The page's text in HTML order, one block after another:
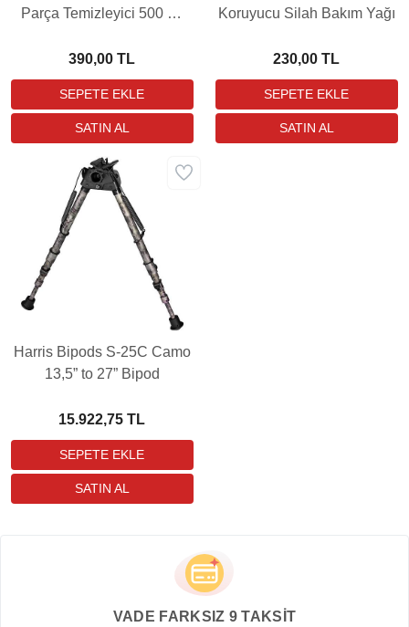
Parça Temizleyici 500 ml
390,00 TL
Koruyucu Silah Bakım Yağı
230,00 TL
Harris Bipods S-25C Camo
13,5” to 27” Bipod
15.922,75 TL
VADE FARKSIZ 9 TAKSİT